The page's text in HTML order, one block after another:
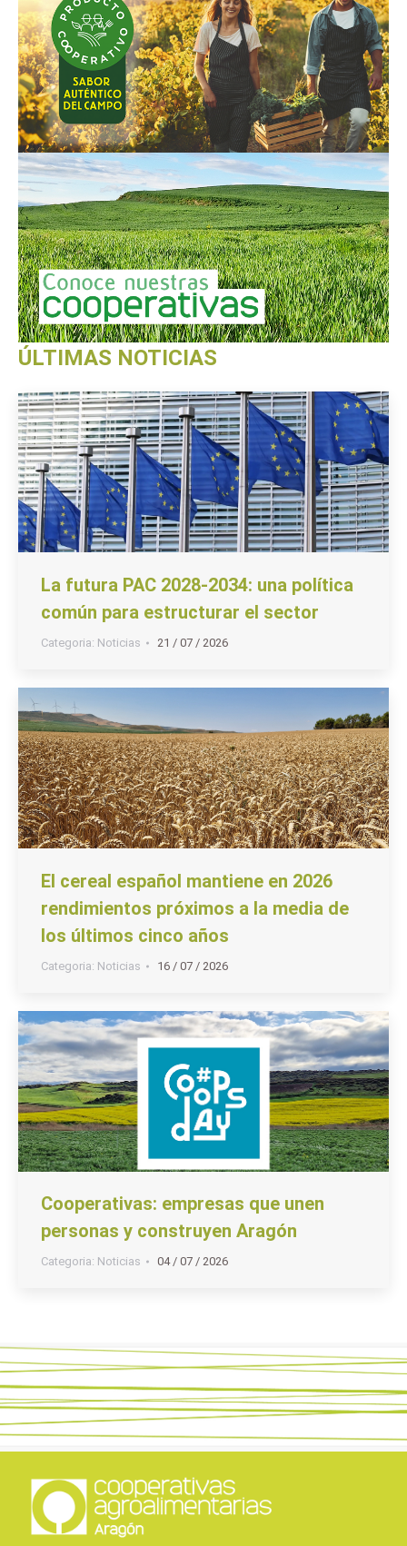
ÚLTIMAS NOTICIAS
La futura PAC 2028-2034: una política
común para estructurar el sector
Categoria: Noticias 21 / 07 / 2026
El cereal español mantiene en 2026
rendimientos próximos a la media de
los últimos cinco años
Categoria: Noticias 16 / 07 / 2026
Cooperativas: empresas que unen
personas y construyen Aragón
Categoria: Noticias 04 / 07 / 2026